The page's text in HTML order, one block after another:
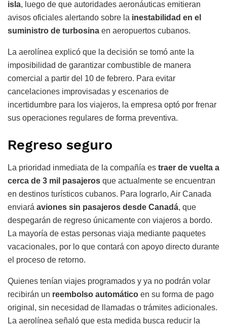
isla, luego de que autoridades aeronáuticas emitieran
avisos oficiales alertando sobre la inestabilidad en el
suministro de turbosina en aeropuertos cubanos.
La aerolínea explicó que la decisión se tomó ante la
imposibilidad de garantizar combustible de manera
comercial a partir del 10 de febrero. Para evitar
cancelaciones improvisadas y escenarios de
incertidumbre para los viajeros, la empresa optó por frenar
sus operaciones regulares de forma preventiva.
Regreso seguro
La prioridad inmediata de la compañía es traer de vuelta a
cerca de 3 mil pasajeros que actualmente se encuentran
en destinos turísticos cubanos. Para lograrlo, Air Canada
enviará aviones sin pasajeros desde Canadá, que
despegarán de regreso únicamente con viajeros a bordo.
La mayoría de estas personas viaja mediante paquetes
vacacionales, por lo que contará con apoyo directo durante
el proceso de retorno.
Quienes tenían viajes programados y ya no podrán volar
recibirán un reembolso automático en su forma de pago
original, sin necesidad de llamadas o trámites adicionales.
La aerolínea señaló que esta medida busca reducir la